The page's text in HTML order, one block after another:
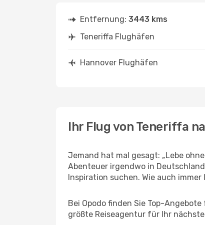
Entfernung: 3443 kms
Teneriffa Flughäfen
Hannover Flughäfen
Ihr Flug von Teneriffa
Jemand hat mal gesagt: „Lebe
Abenteuer irgendwo in
Inspiration suchen. Wie auch
Bei Opodo finden Sie Top-
größte Reiseagentur für Ihr